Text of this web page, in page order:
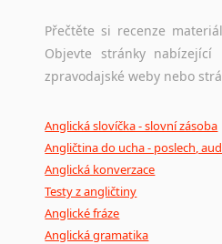
Přečtěte si recenze
Objevte stránky
zpravodajské weby nebo
Anglická slovíčka - slovní zásoba
Angličtina do ucha - poslech,
Anglická konverzace
Testy z angličtiny
Anglické fráze
Anglická gramatika